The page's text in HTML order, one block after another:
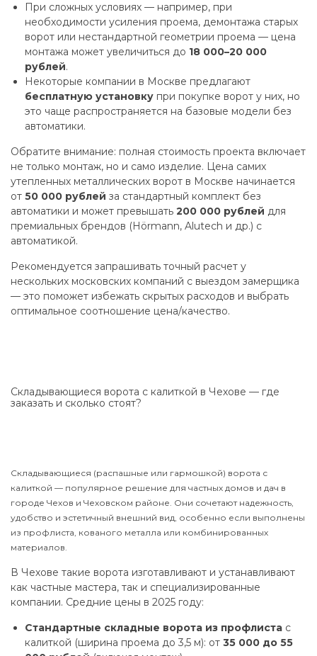
При сложных условиях — например, при
необходимости усиления проема, демонтажа старых
ворот или нестандартной геометрии проема — цена
монтажа может увеличиться до 18 000–20 000
рублей.
Некоторые компании в Москве предлагают
бесплатную установку при покупке ворот у них, но
это чаще распространяется на базовые модели без
автоматики.
Обратите внимание: полная стоимость проекта включает
не только монтаж, но и само изделие. Цена самих
утепленных металлических ворот в Москве начинается
от 50 000 рублей за стандартный комплект без
автоматики и может превышать 200 000 рублей для
премиальных брендов (Hörmann, Alutech и др.) с
автоматикой.
Рекомендуется запрашивать точный расчет у
нескольких московских компаний с выездом замерщика
— это поможет избежать скрытых расходов и выбрать
оптимальное соотношение цена/качество.
Складывающиеся ворота с калиткой в Чехове — где
заказать и сколько стоят?
Складывающиеся (распашные или гармошкой) ворота с
калиткой — популярное решение для частных домов и дач в
городе Чехов и Чеховском районе. Они сочетают надежность,
удобство и эстетичный внешний вид, особенно если выполнены
из профлиста, кованого металла или комбинированных
материалов.
В Чехове такие ворота изготавливают и устанавливают
как частные мастера, так и специализированные
компании. Средние цены в 2025 году:
Стандартные складные ворота из профлиста с
калиткой (ширина проема до 3,5 м): от 35 000 до 55